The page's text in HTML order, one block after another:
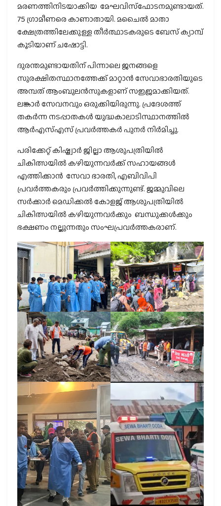
മരണത്തിനിടയാക്കിയ മേഘവിസ്‌ഫോടനമുണ്ടായത്.
75 ഗ്രാമീണരെ കാണാതായി. മചൈല്‍ മാതാ
ക്ഷേത്രത്തിലേക്കുള്ള തീര്‍ത്ഥാടകരുടെ ബേസ് ക്യാമ്പ്
കൂടിയാണ് ചഷോട്ടി.
ദുരന്തമുണ്ടായതിന് പിന്നാലെ ജനങ്ങളെ
സുരക്ഷിതസ്ഥാനത്തേക്ക് മാറ്റാന്‍ സേവാഭാരതിയുടെ
അമ്പത് ആംബുലന്‍സുകളാണ് സജ്ജമാക്കിയത്.
ലങ്കാര്‍ സേവനവും ഒരുക്കിയിരുന്നു. പ്രദേശത്ത്
തകര്‍ന്ന നടപ്പാതകള്‍ യുദ്ധകാലാടിസ്ഥാനത്തില്‍
ആര്‍എസ്എസ് പ്രവര്‍ത്തകര്‍ പുനര്‍ നിര്‍മിച്ചു.
പരിക്കേറ്റ് കിഷ്ത്വാര്‍ ജില്ലാ ആശുപത്രിയില്‍
ചികിത്സയില്‍ കഴിയുന്നവര്‍ക്ക് സഹായങ്ങള്‍
എത്തിക്കാന്‍ സേവാ ഭാരതി, എബിവിപി
പ്രവര്‍ത്തകരും പ്രവര്‍ത്തിക്കുന്നുണ്ട്. ജമ്മുവിലെ
സര്‍ക്കാര്‍ മെഡിക്കല്‍ കോളജ് ആശുപത്രിയില്‍
ചികിത്സയില്‍ കഴിയുന്നവര്‍ക്കും ബന്ധുക്കള്‍ക്കും
ഭക്ഷണം നല്കുന്നതും സംഘപ്രവര്‍ത്തകരാണ്.